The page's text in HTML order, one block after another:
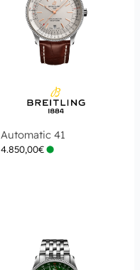
Automatic 41
4.850,00€